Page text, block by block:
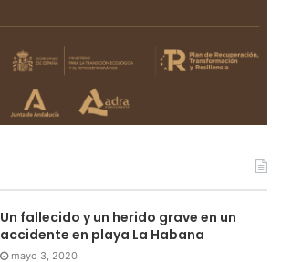
Un fallecido y un herido grave en un
accidente en playa La Habana
mayo 3, 2020